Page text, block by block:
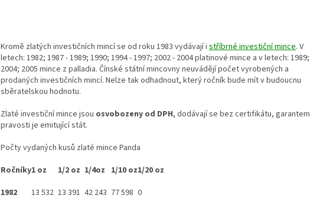
Kromě zlatých investičních mincí se od roku 1983 vydávají i stříbrné investiční mince. V
letech: 1982; 1987 - 1989; 1990; 1994 - 1997; 2002 - 2004 platinové mince a v letech: 1989;
2004; 2005 mince z palladia. Čínské státní mincovny neuvádějí počet vyrobených a
prodaných investičních mincí. Nelze tak odhadnout, který ročník bude mít v budoucnu
sběratelskou hodnotu.
Zlaté investiční mince jsou osvobozeny od DPH, dodávají se bez certifikátu, garantem
pravosti je emitující stát.
Počty vydaných kusů zlaté mince Panda
Ročníky1 oz 1/2 oz 1/4oz 1/10 oz1/20 oz
1982
13 532 13 391 42 243 77 598 0